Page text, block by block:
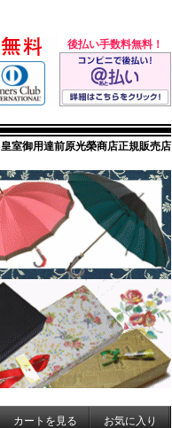
後払い手数料無料！
皇室御用達前原光榮商店正規販売店
カートを見る お気に入り